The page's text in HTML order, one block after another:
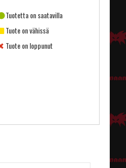
Tuotetta on saatavilla
Tuote on vähissä
Tuote on loppunut